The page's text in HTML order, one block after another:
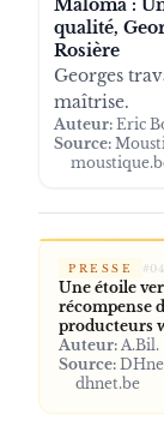
Maloma :
qualité,
Rosière
Georges
maîtrise.
Auteur: Eric
Source:
PRESSE #04
Une étoile
récompense
producteurs
Auteur: A.Bil.
Source:
dhnet.be